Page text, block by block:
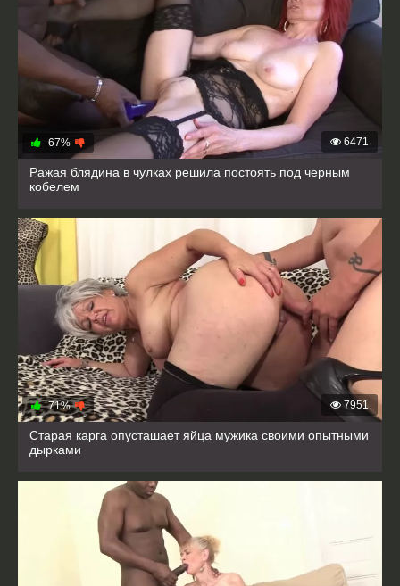
6471
67%
Ражая блядина в чулках решила постоять под черным
кобелем
7951
71%
Старая карга опусташает яйца мужика своими опытными
дырками